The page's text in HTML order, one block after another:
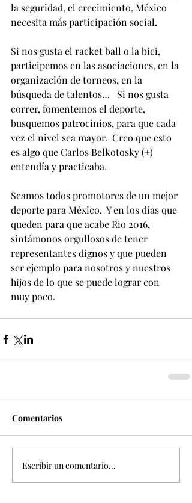
la seguridad, el crecimiento, México
necesita más participación social.
Si nos gusta el racket ball o la bici,
participemos en las asociaciones, en la
organización de torneos, en la
búsqueda de talentos…   Si nos gusta
correr, fomentemos el deporte,
busquemos patrocinios, para que cada
vez el nivel sea mayor.  Creo que esto
es algo que Carlos Belkotosky (+)
entendía y practicaba.
Seamos todos promotores de un mejor
deporte para México.  Y en los días que
queden para que acabe Rio 2016,
sintámonos orgullosos de tener
representantes dignos y que pueden
ser ejemplo para nosotros y nuestros
hijos de lo que se puede lograr con
muy poco.
Comentarios
Escribir un comentario...